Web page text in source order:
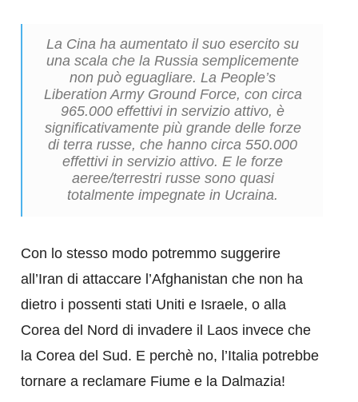
La Cina ha aumentato il suo esercito su
una scala che la Russia semplicemente
non può eguagliare. La People’s
Liberation Army Ground Force, con circa
965.000 effettivi in ​​servizio attivo, è
significativamente più grande delle forze
di terra russe, che hanno circa 550.000
effettivi in ​​servizio attivo. E le forze
aeree/terrestri russe sono quasi
totalmente impegnate in Ucraina.
Con lo stesso modo potremmo suggerire
all’Iran di attaccare l’Afghanistan che non ha
dietro i possenti stati Uniti e Israele, o alla
Corea del Nord di invadere il Laos invece che
la Corea del Sud. E perchè no, l’Italia potrebbe
tornare a reclamare Fiume e la Dalmazia!